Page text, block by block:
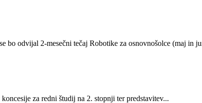
bo odvijal 2-mesečni tečaj Robotike za osnovnošolce (maj in
za redni študij na 2. stopnji ter predstavitev...